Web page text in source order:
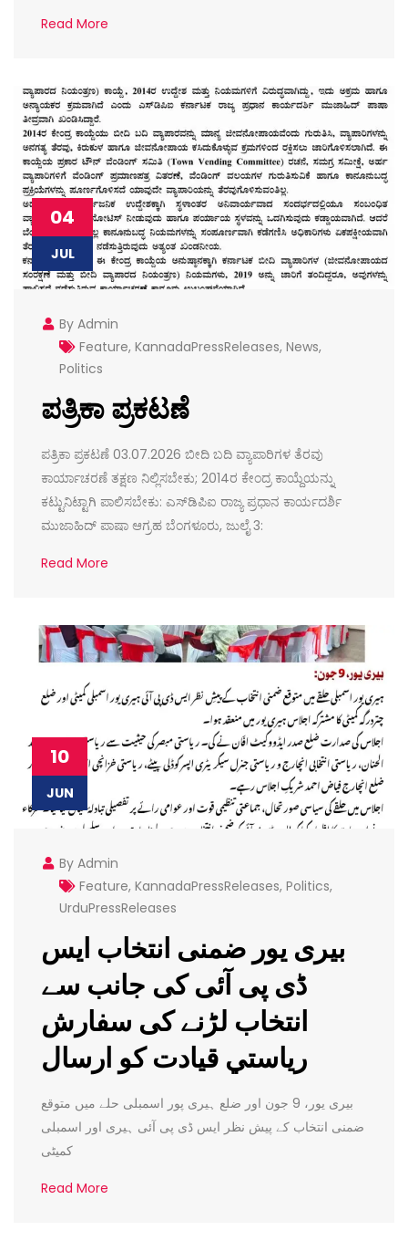
Read More
04
JUL
By Admin
Feature, KannadaPressReleases, News,
Politics
ಪತ್ರಿಕಾ ಪ್ರಕಟಣೆ
ಪತ್ರಿಕಾ ಪ್ರಕಟಣೆ 03.07.2026 ಬೀದಿ ಬದಿ ವ್ಯಾಪಾರಿಗಳ ತೆರವು
ಕಾರ್ಯಾಚರಣೆ ತಕ್ಷಣ ನಿಲ್ಲಿಸಬೇಕು; 2014ರ ಕೇಂದ್ರ ಕಾಯ್ದೆಯನ್ನು
ಕಟ್ಟುನಿಟ್ಟಾಗಿ ಪಾಲಿಸಬೇಕು: ಎಸ್‌ಡಿಪಿಐ ರಾಜ್ಯ ಪ್ರಧಾನ ಕಾರ್ಯದರ್ಶಿ
ಮುಜಾಹಿದ್‌ ಪಾಷಾ ಆಗ್ರಹ ಬೆಂಗಳೂರು, ಜುಲೈ 3:
Read More
10
JUN
By Admin
Feature, KannadaPressReleases, Politics,
UrduPressReleases
بيرى يور ضمنی انتخاب ایس
ڈی پی آئی کی جانب سے
انتخاب لڑنے کی سفارش
ریاستي قيادت كو ارسال
بيرى يور، 9 جون اور ضلع ہیری پور اسمبلی حلے میں متوقع
ضمنی انتخاب کے پیش نظر ایس ڈی پی آئی ہیری اور اسمبلی
کمیٹی
Read More